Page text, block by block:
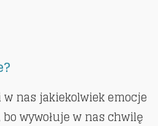
w nas jakiekolwiek emocje
wywołuje w nas chwilę